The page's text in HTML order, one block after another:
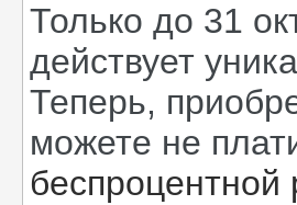
Только до 31
действует
Теперь,
можете не
беспроцентной